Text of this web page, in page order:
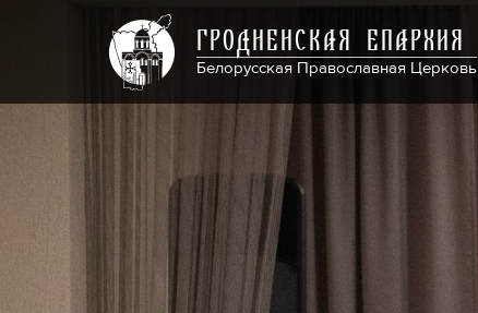
ГРОДНЕНСКАЯ ЕПАРХИЯ
Белорусская Православная Церковь